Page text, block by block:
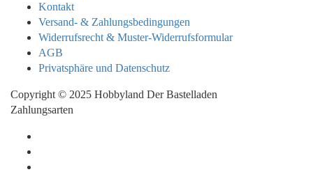
Kontakt
Versand- & Zahlungsbedingungen
Widerrufsrecht & Muster-Widerrufsformular
AGB
Privatsphäre und Datenschutz
Copyright © 2025 Hobbyland Der Bastelladen
Zahlungsarten